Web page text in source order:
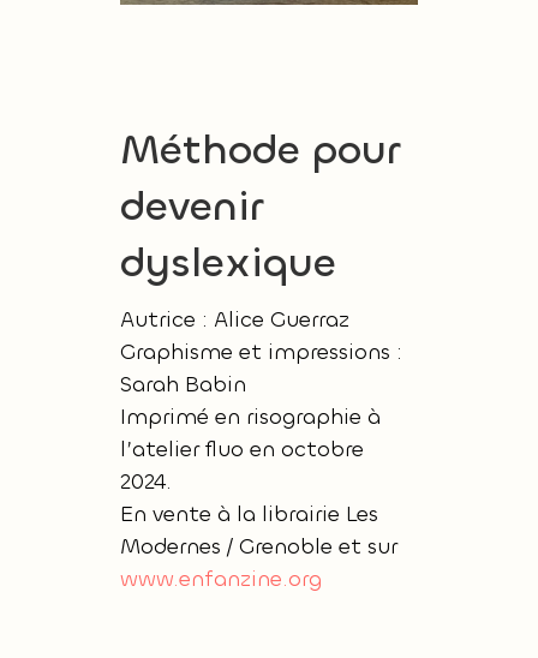
Méthode pour
devenir
dyslexique
Autrice : Alice Guerraz
Graphisme et impressions :
Sarah Babin
Imprimé en risographie à
l’atelier fluo en octobre
2024.
En vente à la librairie Les
Modernes / Grenoble et sur
www.enfanzine.org